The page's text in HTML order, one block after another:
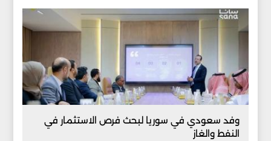
وفد سعودي في سوريا لبحث فرص الاستثمار في
النفط والغاز